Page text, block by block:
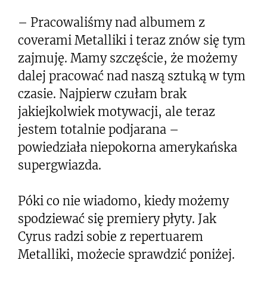
– Pracowaliśmy nad albumem z
coverami Metalliki i teraz znów się tym
zajmuję. Mamy szczęście, że możemy
dalej pracować nad naszą sztuką w tym
czasie. Najpierw czułam brak
jakiejkolwiek motywacji, ale teraz
jestem totalnie podjarana –
powiedziała niepokorna amerykańska
supergwiazda.
Póki co nie wiadomo, kiedy możemy
spodziewać się premiery płyty. Jak
Cyrus radzi sobie z repertuarem
Metalliki, możecie sprawdzić poniżej.